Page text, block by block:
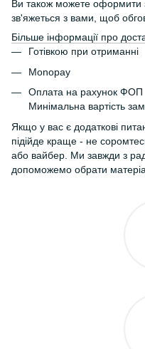
Ви також можете
зв'яжеться з вами, щоб
Більше інформації про
Готівкою при отриманні
Monopay
Оплата на рахунок ФОП
Минімальна вартість
Якщо у вас є додаткові
підійде краще - не
або вайбер. Ми завжди з
допоможемо обрати